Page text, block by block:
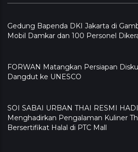
Gedung Bapenda DKI Jakarta di
Mobil Damkar dan 100 Personel
FORWAN Matangkan Persiapan
Dangdut ke UNESCO
SOI SABAI URBAN THAI RESMI
Menghadirkan Pengalaman Kuliner
Bersertifikat Halal di PTC Mall